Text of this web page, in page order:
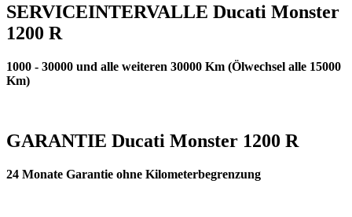
SERVICEINTERVALLE Ducati Monster
1200 R
1000 - 30000 und alle weiteren 30000 Km (Ölwechsel alle 15000
Km)
GARANTIE Ducati Monster 1200 R
24 Monate Garantie ohne Kilometerbegrenzung